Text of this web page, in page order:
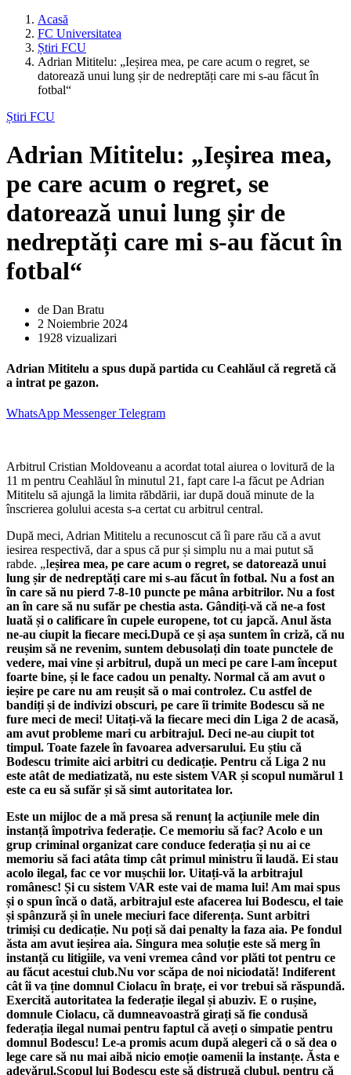
Acasă
FC Universitatea
Știri FCU
Adrian Mititelu: „Ieșirea mea, pe care acum o regret, se
datorează unui lung șir de nedreptăți care mi s-au făcut în
fotbal“
Știri FCU
Adrian Mititelu: „Ieșirea mea,
pe care acum o regret, se
datorează unui lung șir de
nedreptăți care mi s-au făcut în
fotbal“
de Dan Bratu
2 Noiembrie 2024
1928 vizualizari
Adrian Mititelu a spus după partida cu Ceahlăul că regretă că
a intrat pe gazon.
WhatsApp MessengerTelegram
Arbitrul Cristian Moldoveanu a acordat total aiurea o lovitură de la
11 m pentru Ceahlăul în minutul 21, fapt care l-a făcut pe Adrian
Mititelu să ajungă la limita răbdării, iar după două minute de la
înscrierea golului acesta s-a certat cu arbitrul central.
După meci, Adrian Mititelu a recunoscut că îi pare rău că a avut
iesirea respectivă, dar a spus că pur și simplu nu a mai putut să
rabde. „Ieșirea mea, pe care acum o regret, se datorează unui
lung șir de nedreptăți care mi s-au făcut în fotbal. Nu a fost an
în care să nu pierd 7-8-10 puncte pe mâna arbitrilor. Nu a fost
an în care să nu sufăr pe chestia asta. Gândiți-vă că ne-a fost
luată și o calificare în cupele europene, tot cu japcă. Anul ăsta
ne-au ciupit la fiecare meci.După ce și așa suntem în criză, că nu
reușim să ne revenim, suntem debusolați din toate punctele de
vedere, mai vine și arbitrul, după un meci pe care l-am început
foarte bine, și le face cadou un penalty. Normal că am avut o
ieșire pe care nu am reușit să o mai controlez. Cu astfel de
bandiți și de indivizi obscuri, pe care îi trimite Bodescu să ne
fure meci de meci! Uitați-vă la fiecare meci din Liga 2 de acasă,
am avut probleme mari cu arbitrajul. Deci ne-au ciupit tot
timpul. Toate fazele în favoarea adversarului. Eu știu că
Bodescu trimite aici arbitri cu dedicație. Pentru că Liga 2 nu
este atât de mediatizată, nu este sistem VAR și scopul numărul 1
este ca eu să sufăr și să simt autoritatea lor.
Este un mijloc de a mă presa să renunț la acțiunile mele din
instanță împotriva federație. Ce memoriu să fac? Acolo e un
grup criminal organizat care conduce federația și nu ai ce
memoriu să faci atâta timp cât primul ministru îi laudă. Ei stau
acolo ilegal, fac ce vor mușchii lor. Uitați-vă la arbitrajul
românesc! Și cu sistem VAR este vai de mama lui! Am mai spus
și o spun încă o dată, arbitrajul este afacerea lui Bodescu, el taie
și spânzură și în unele meciuri face diferența. Sunt arbitri
trimiși cu dedicație. Nu poți să dai penalty la faza aia. Pe fondul
ăsta am avut ieșirea aia. Singura mea soluție este să merg în
instanță cu litigiile, va veni vremea când vor plăti tot pentru ce
au făcut acestui club.Nu vor scăpa de noi niciodată! Indiferent
cât îi va ține domnul Ciolacu în brațe, ei vor trebui să răspundă.
Exercită autoritatea la federație ilegal și abuziv. E o rușine,
domnule Ciolacu, că dumneavoastră girați să fie condusă
federația ilegal numai pentru faptul că aveți o simpatie pentru
domnul Bodescu! Le-a promis acum după alegeri că o să dea o
lege care să nu mai aibă nicio emoție oamenii la instanțe. Ăsta e
adevărul.Scopul lui Bodescu este să distrugă clubul, pentru că